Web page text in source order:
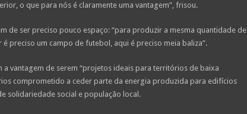
o que para nós é claramente uma vantagem”, frisou.
de ser preciso pouco espaço: “para produzir a mesma quantidade de
preciso um campo de futebol, aqui é preciso meia baliza”.
a vantagem de serem “projetos ideais para territórios de baixa
comprometido a ceder parte da energia produzida para edifícios
solidariedade social e população local.